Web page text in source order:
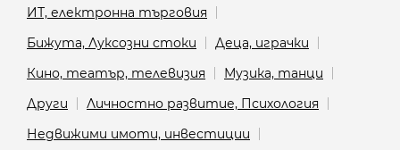
ИТ, електронна търговия
Бижута, Луксозни стоки
Деца, играчки
Кино, театър, телевизия
Музика, танци
Други
Личностно развитие, Психология
Недвижими имоти, инвестиции